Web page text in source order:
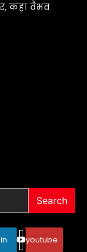
कहा वैभव
Search
youtube